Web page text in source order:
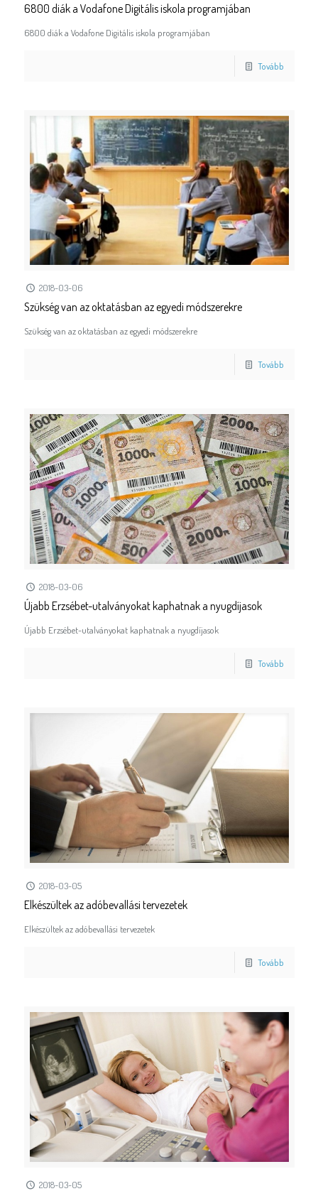
6800 diák a Vodafone Digitális iskola programjában
6800 diák a Vodafone Digitális iskola programjában
Tovább
2018-03-06
Szükség van az oktatásban az egyedi módszerekre
Szükség van az oktatásban az egyedi módszerekre
Tovább
2018-03-06
Újabb Erzsébet-utalványokat kaphatnak a nyugdíjasok
Újabb Erzsébet-utalványokat kaphatnak a nyugdíjasok
Tovább
2018-03-05
Elkészültek az adóbevallási tervezetek
Elkészültek az adóbevallási tervezetek
Tovább
2018-03-05